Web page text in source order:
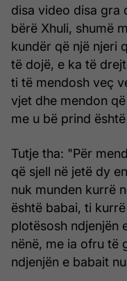
disa video disa gra
bërë Xhuli, shumë
kundër që një njeri
të dojë, e ka të
ti të mendosh veç
vjet dhe mendon
me u bë prind
Tutje tha: "Për
që sjell në jetë dy
nuk munden kurrë
është babai, ti
plotësosh ndjenjën
nënë, me ia ofru të
ndjenjën e babait